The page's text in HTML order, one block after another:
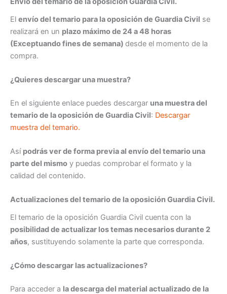
El envío del temario para la oposición de Guardia Civil se
realizará en un plazo máximo de 24 a 48 horas
(Exceptuando fines de semana) desde el momento de la
compra.
¿Quieres descargar una muestra?
En el siguiente enlace puedes descargar una muestra del
temario de la oposición de Guardia Civil: Descargar
muestra del temario.
Así podrás ver de forma previa al envío del temario una
parte del mismo y puedas comprobar el formato y la
calidad del contenido.
Actualizaciones del temario de la oposición Guardia Civil.
El temario de la oposición Guardia Civil cuenta con la
posibilidad de actualizar los temas necesarios durante 2
años, sustituyendo solamente la parte que corresponda.
¿Cómo descargar las actualizaciones?
Para acceder a la descarga del material actualizado de la